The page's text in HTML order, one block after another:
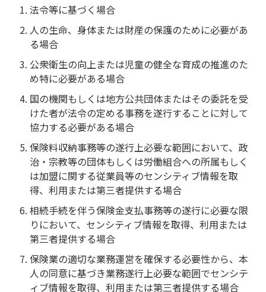
法令等に基づく場合
人の生命、身体または財産の保護のために必要があ
る場合
公衆衛生の向上または児童の健全な育成の推進のた
め特に必要がある場合
国の機関もしくは地方公共団体またはその委託を受
けた者が法令の定める事務を遂行することに対して
協力する必要がある場合
保険料収納事務等の遂行上必要な範囲において、政
治・宗教等の団体もしくは労働組合への所属もしく
は加盟に関する従業員等のセンシティブ情報を取
得、利用または第三者提供する場合
相続手続を伴う保険金支払事務等の遂行に必要な限
りにおいて、センシティブ情報を取得、利用または
第三者提供する場合
保険業の適切な業務運営を確保する必要性から、本
人の同意に基づき業務遂行上必要な範囲でセンシテ
ィブ情報を取得、利用または第三者提供する場合